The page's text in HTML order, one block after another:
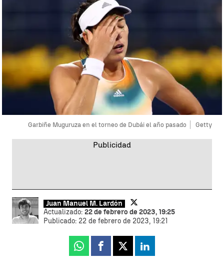
Garbiñe Muguruza en el torneo de Dubái el año pasado Getty
Juan Manuel M. Lardón
Actualizado: 22 de febrero de 2023, 19:25
Publicado: 22 de febrero de 2023, 19:21
Whatsapp
Facebook
X Linkedin